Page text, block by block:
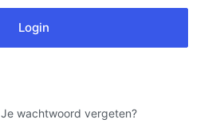
Je wachtwoord vergeten?